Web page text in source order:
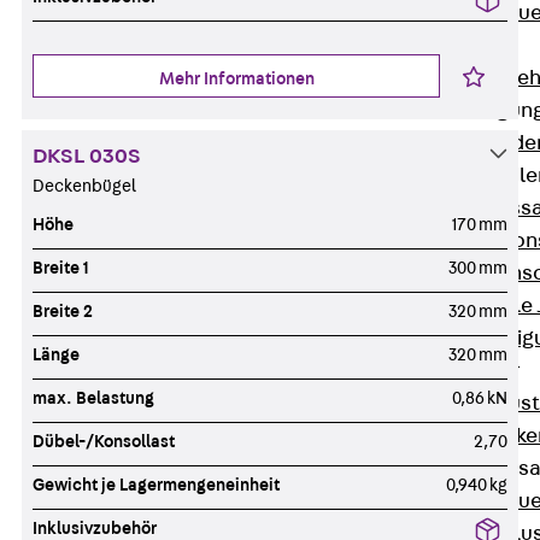
Zurück
Winkelkonsole
Brüstungsanker
Zurück
Mehr Informationen
DKSL 030S
Deckenbügel
Höhe 170 mm
Breite 1 300 mm
Breite 2 320 mm
Länge 320 mm
max. Belastung 0,86 kN
Dübel-/Konsollast 2,70
Gewicht je Lagermengeneinheit 0,940 kg
Inklusivzubehör